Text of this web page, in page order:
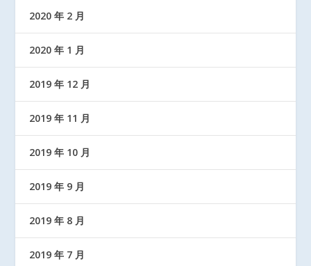
2020 年 2 月
2020 年 1 月
2019 年 12 月
2019 年 11 月
2019 年 10 月
2019 年 9 月
2019 年 8 月
2019 年 7 月